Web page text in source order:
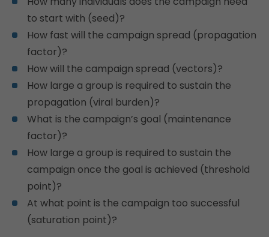
to start with (seed)?
How fast will the campaign spread (propagation
factor)?
How will the campaign spread (vectors)?
How large a group is required to sustain the
propagation (viral burden)?
What is the campaign’s goal (maintenance
factor)?
How large a group is required to sustain the
campaign once the goal is achieved (threshold
point)?
At what point is the campaign too successful
(saturation point)?